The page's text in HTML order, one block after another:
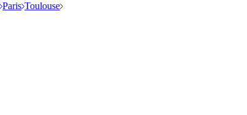
Paris Toulouse